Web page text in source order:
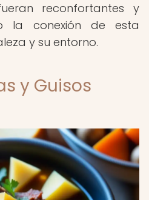
reconfortantes y
la conexión de esta
y su entorno.
y Guisos